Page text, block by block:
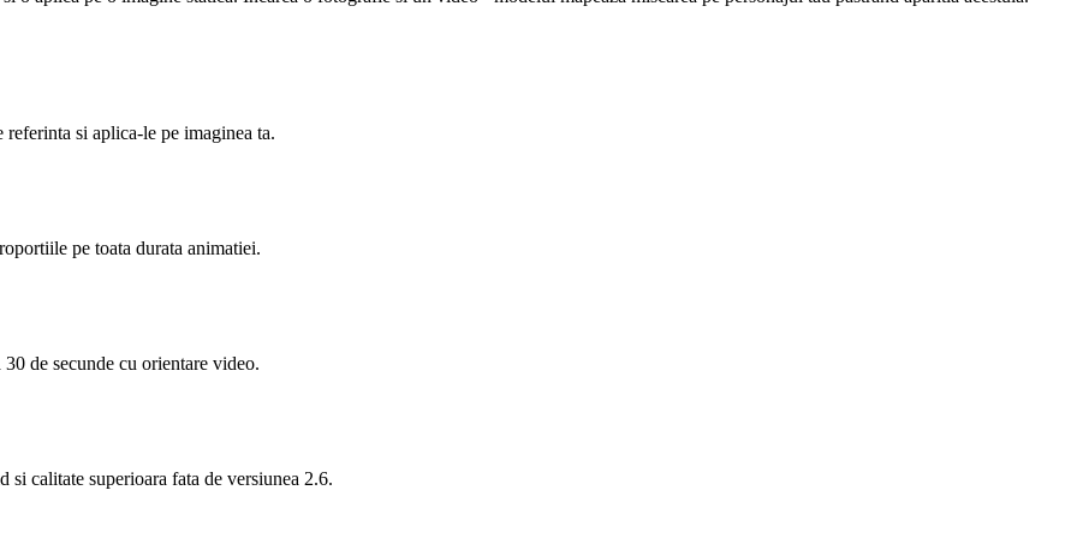
si aplica-le pe imaginea ta.
pe toata durata animatiei.
de secunde cu orientare video.
si calitate superioara fata de versiunea 2.6.